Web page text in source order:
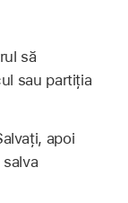
să
sau partiția
apoi